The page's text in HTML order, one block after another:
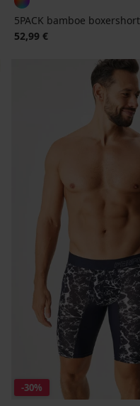
5PACK bamboe
52,99 €
-30%